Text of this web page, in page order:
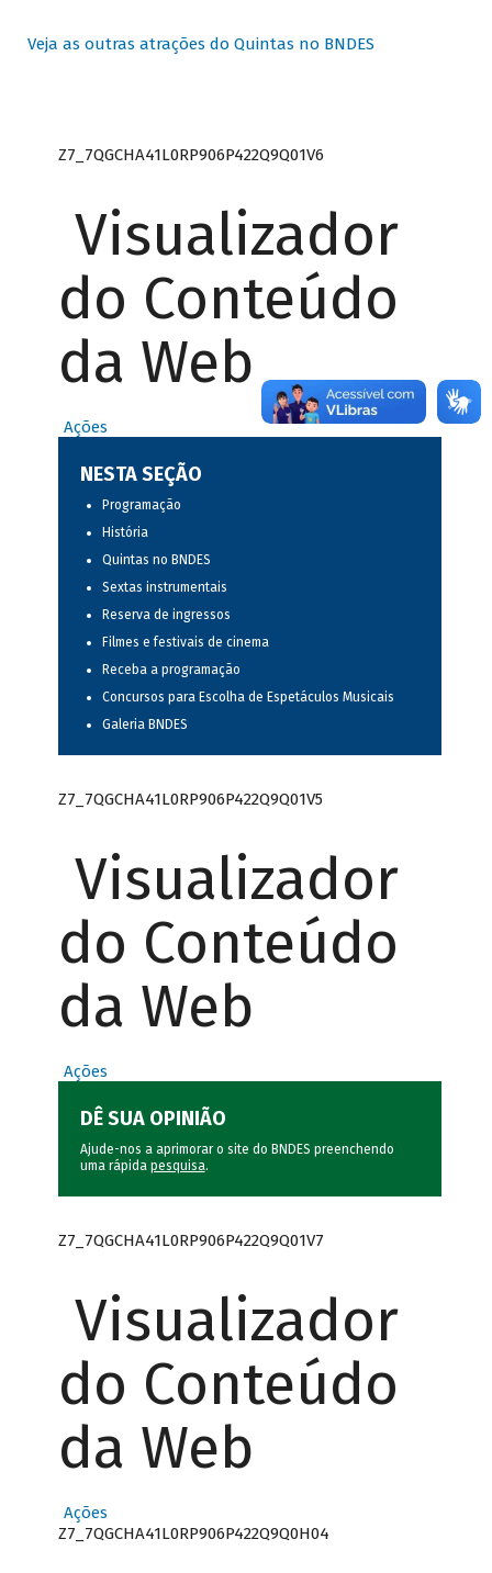
Veja as outras atrações do Quintas no BNDES
Z7_7QGCHA41L0RP906P422Q9Q01V6
Visualizador
do Conteúdo
da Web
Ações
NESTA SEÇÃO
Programação
História
Quintas no BNDES
Sextas instrumentais
Reserva de ingressos
Filmes e festivais de cinema
Receba a programação
Concursos para Escolha de Espetáculos Musicais
Galeria BNDES
Z7_7QGCHA41L0RP906P422Q9Q01V5
Visualizador
do Conteúdo
da Web
Ações
DÊ SUA OPINIÃO
Ajude-nos a aprimorar o site do BNDES preenchendo
uma rápida pesquisa.
Z7_7QGCHA41L0RP906P422Q9Q01V7
Visualizador
do Conteúdo
da Web
Ações
Z7_7QGCHA41L0RP906P422Q9Q0H04